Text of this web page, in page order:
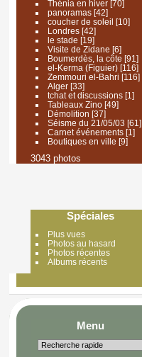
Thénia en hiver[70]
panoramas[42]
coucher de soleil [10]
Londres[42]
le stade [19]
Visite de Zidane [6]
Boumerdès, la côte [91]
el-Kerma (Figuier)[116]
Zemmouri el-Bahri [116]
Alger[33]
tchat et discussions[1]
Tableaux Zino[49]
Démolition [37]
Séisme du 21/05/03 [61]
Carnet événements[1]
Boutiques en ville [9]
3043 photos
Spéciales
Plus vues
Photos au hasard
Photos récentes
Albums récents
Menu